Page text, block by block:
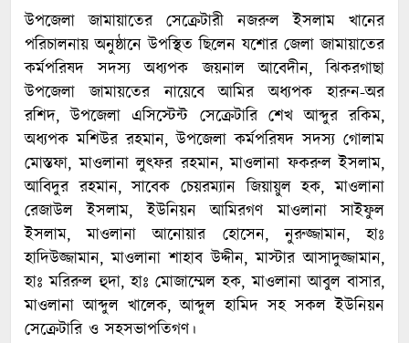
উপজেলা জামায়াতের সেক্রেটারী নজরুল ইসলাম খানের
পরিচালনায় অনুষ্ঠানে উপস্থিত ছিলেন যশোর জেলা জামায়াতের
কর্মপরিষদ সদস্য অধ্যপক জয়নাল আবেদীন, ঝিকরগাছা
উপজেলা জামায়তের নায়েবে আমির অধ্যপক হারুন-অর
রশিদ, উপজেলা এসিস্টেন্ট সেক্রেটারি শেখ আব্দুর রকিম,
অধ্যপক মশিউর রহমান, উপজেলা কর্মপরিষদ সদস্য গোলাম
মোস্তফা, মাওলানা লুৎফর রহমান, মাওলানা ফকরুল ইসলাম,
আবিদুর রহমান, সাবেক চেয়রম্যান জিয়ায়ুল হক, মাওলানা
রেজাউল ইসলাম, ইউনিয়ন আমিরগণ মাওলানা সাইফুল
ইসলাম, মাওলানা আনোয়ার হোসেন, নুরুজ্জামান, হাঃ
হাদিউজ্জামান, মাওলানা শাহাব উদ্দীন, মাস্টার আসাদুজ্জামান,
হাঃ মরিরুল হুদা, হাঃ মোজাম্মেল হক, মাওলানা আবুল বাসার,
মাওলানা আব্দুল খালেক, আব্দুল হামিদ সহ সকল ইউনিয়ন
সেক্রেটারি ও সহসভাপতিগণ।